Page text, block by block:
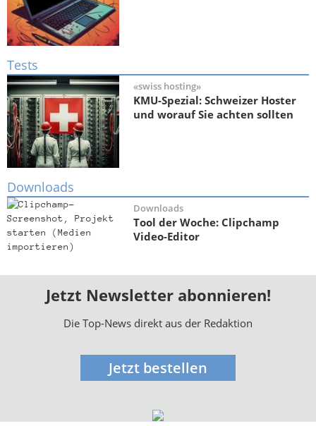
Tests
«swiss hosting»
KMU-Spezial: Schweizer Hoster
und worauf Sie achten sollten
Downloads
Downloads
Tool der Woche: Clipchamp
Video-Editor
Jetzt Newsletter abonnieren!
Die Top-News direkt aus der Redaktion
Jetzt bestellen